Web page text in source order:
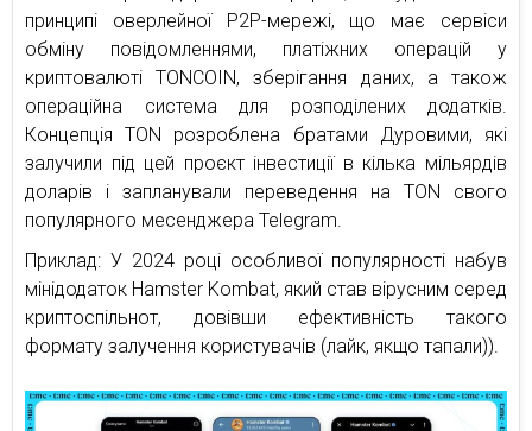
принципі оверлейної P2P-мережі, що має сервіси
обміну повідомленнями, платіжних операцій у
криптовалюті TONCOIN, зберігання даних, а також
операційна система для розподілених додатків.
Концепція TON розроблена братами Дуровими, які
залучили під цей проєкт інвестиції в кілька мільярдів
доларів і запланували переведення на TON свого
популярного месенджера Telegram.
Приклад: У 2024 році особливої популярності набув
мінідодаток Hamster Kombat, який став вірусним серед
криптоспільнот, довівши ефективність такого
формату залучення користувачів (лайк, якщо тапали)).